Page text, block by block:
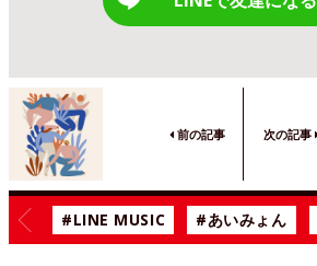
前の記事 次の記事
#LINE MUSIC #あいみょん